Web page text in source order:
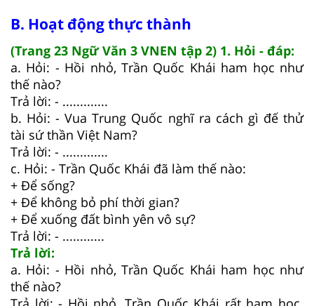
B. Hoạt động thực thành
(Trang 23 Ngữ Văn 3 VNEN tập 2) 1. Hỏi - đáp:
a. Hỏi: - Hồi nhỏ, Trần Quốc Khái ham học như
thế nào?
Trả lời: - .............
b. Hỏi: - Vua Trung Quốc nghĩ ra cách gì đế thử
tài sứ thần Việt Nam?
Trả lời: - .............
c. Hỏi: - Trần Quốc Khái đã làm thế nào:
+ Để sống?
+ Để không bỏ phí thời gian?
+ Để xuống đất bình yên vô sự?
Trả lời: - ............
Trả lời:
a. Hỏi: - Hồi nhỏ, Trần Quốc Khái ham học như
thế nào?